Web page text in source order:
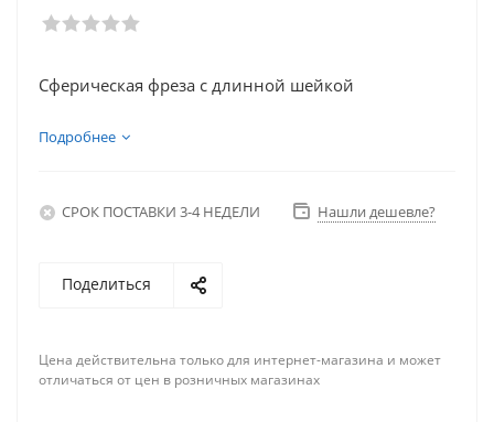
Сферическая фреза с длинной шейкой
Подробнее
СРОК ПОСТАВКИ 3-4 НЕДЕЛИ Нашли дешевле?
Поделиться
Цена действительна только для интернет-магазина и может
отличаться от цен в розничных магазинах